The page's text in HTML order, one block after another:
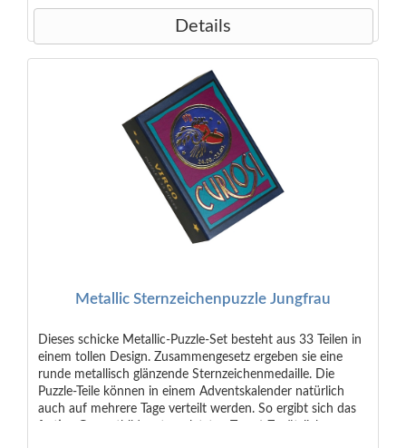
Details
Metallic Sternzeichenpuzzle Jungfrau
Dieses schicke Metallic-Puzzle-Set besteht aus 33 Teilen in
einem tollen Design. Zusammengesetz ergeben sie eine
runde metallisch glänzende Sternzeichenmedaille. Die
Puzzle-Teile können in einem Adventskalender natürlich
auch auf mehrere Tage verteilt werden. So ergibt sich das